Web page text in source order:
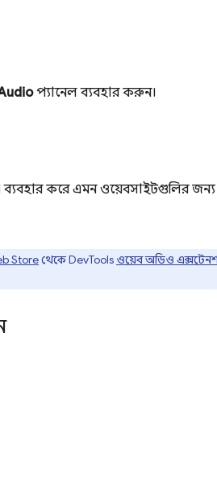
প্যানেল ব্যবহার করুন।
করে এমন ওয়েবসাইটগুলির জন্য
Storeথেকে DevTools ওয়েব অডিও